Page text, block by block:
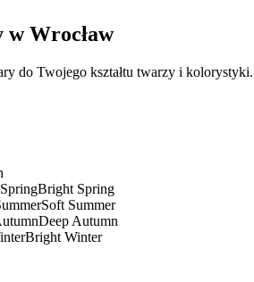
Wrocław
do Twojego kształtu twarzy i kolorystyki.
Bright Spring
Soft Summer
Deep Autumn
Bright Winter